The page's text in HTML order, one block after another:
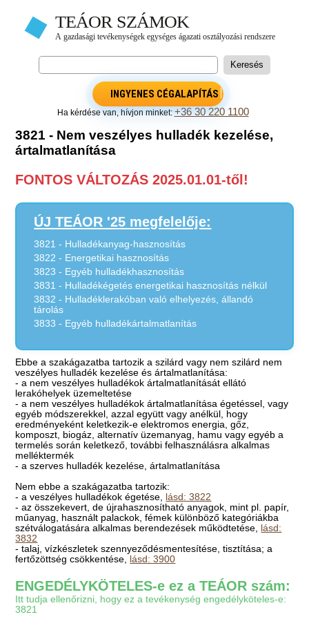
INGYENES CÉGALAPÍTÁS
Ha kérdése van, hívjon minket:+36 30 220 1100
3821 - Nem veszélyes hulladék kezelése,
ártalmatlanítása
FONTOS VÁLTOZÁS 2025.01.01-től!
ÚJ TEÁOR '25 megfelelője:
3821 - Hulladékanyag-hasznosítás
3822 - Energetikai hasznosítás
3823 - Egyéb hulladékhasznosítás
3831 - Hulladékégetés energetikai hasznosítás nélkül
3832 - Hulladéklerakóban való elhelyezés, állandó
tárolás
3833 - Egyéb hulladékártalmatlanítás
Ebbe a szakágazatba tartozik a szilárd vagy nem szilárd nem
veszélyes hulladék kezelése és ártalmatlanítása:
- a nem veszélyes hulladékok ártalmatlanítását ellátó
lerakóhelyek üzemeltetése
- a nem veszélyes hulladékok ártalmatlanítása égetéssel, vagy
egyéb módszerekkel, azzal együtt vagy anélkül, hogy
eredményeként keletkezik-e elektromos energia, gőz,
komposzt, biogáz, alternatív üzemanyag, hamu vagy egyéb a
termelés során keletkező, további felhasználásra alkalmas
melléktermék
- a szerves hulladék kezelése, ártalmatlanítása
Nem ebbe a szakágazatba tartozik:
- a veszélyes hulladékok égetése, lásd: 3822
- az összekevert, de újrahasznosítható anyagok, mint pl. papír,
műanyag, használt palackok, fémek különböző kategóriákba
szétválogatására alkalmas berendezések működtetése, lásd:
3832
- talaj, vízkészletek szennyeződésmentesítése, tisztítása; a
fertőzöttség csökkentése, lásd: 3900
ENGEDÉLYKÖTELES-e ez a TEÁOR szám:
Itt tudja ellenőrizni, hogy ez a tevékenység engedélyköteles-e:
3821